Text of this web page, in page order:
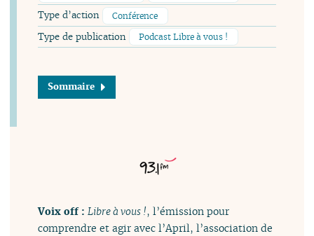
Type d’action Conférence
Type de publication Podcast Libre à vous !
Sommaire
Voix off :Libre à vous !, l’émission pour
comprendre et agir avec l’April, l’association de